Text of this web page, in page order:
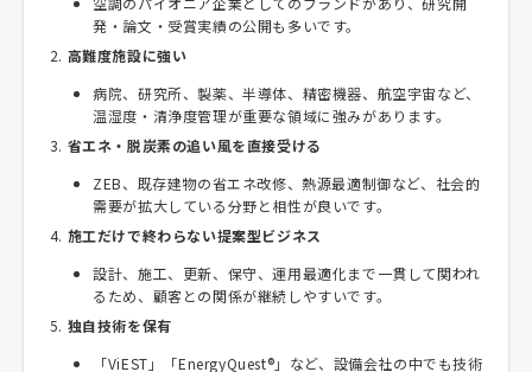
発・論文・受賞実績の公開も多いです。
高難度施設に強い
病院、研究所、製薬、半導体、精密機器、航空宇宙など、
温湿度・清浄度管理が重要な領域に強みがあります。
省エネ・脱炭素の追い風を直接受ける
ZEB、既存建物の省エネ改修、熱源最適制御など、社会的
需要が拡大している分野と相性が良いです。
施工だけで終わらない提案型ビジネス
設計、施工、更新、保守、運用最適化まで一貫して関われ
るため、顧客との関係が継続しやすいです。
独自技術を保有
「ViEST」「EnergyQuest®」など、設備会社の中でも技術